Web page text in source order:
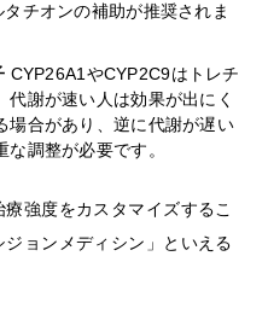
チオンの補助が推奨されま
CYP26A1やCYP2C9はトレチ
代謝が速い人は効果が出にく
場合があり、逆に代謝が遅い
調整が必要です。
強度をカスタマイズするこ
ョンメディシン」といえる